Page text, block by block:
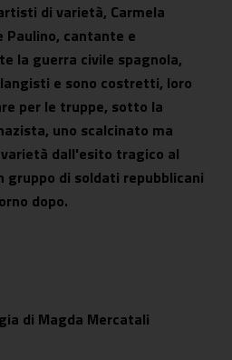
di varietà, Carmela
Paulino, cantante e
la guerra civile spagnola,
e sono costretti, loro
per le truppe, sotto la
uno scalcinato ma
dall'esito tragico al
gruppo di soldati repubblicani
dopo.
di Magda Mercatali